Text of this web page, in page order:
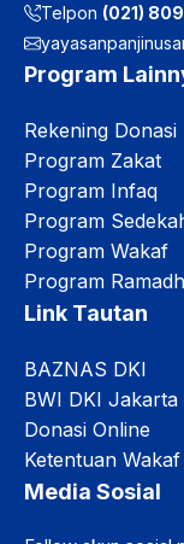
Telpon (021)
Program
Rekening Donasi
Program Zakat
Program Infaq
Program
Program Wakaf
Program
Link Tautan
BAZNAS DKI
BWI DKI Jakarta
Donasi Online
Ketentuan Wakaf
Media Sosial